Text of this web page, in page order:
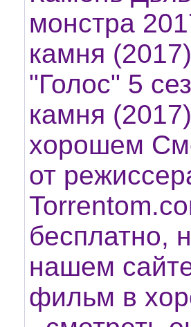
монстра
камня
"Голос" 5
камня
хорошем
от
бесплатно,
нашем
фильм в